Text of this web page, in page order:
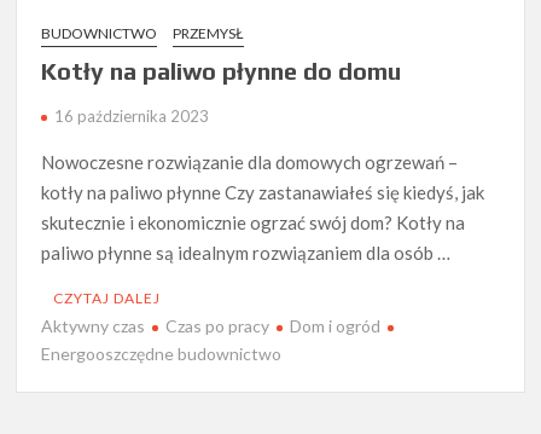
BUDOWNICTWO PRZEMYSŁ
Kotły na paliwo płynne do domu
16 października 2023
Nowoczesne rozwiązanie dla domowych ogrzewań –
kotły na paliwo płynne Czy zastanawiałeś się kiedyś, jak
skutecznie i ekonomicznie ogrzać swój dom? Kotły na
paliwo płynne są idealnym rozwiązaniem dla osób …
CZYTAJ DALEJ
Aktywny czas Czas po pracy
Dom i ogród
Energooszczędne budownictwo